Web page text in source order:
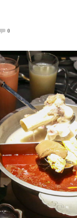
0